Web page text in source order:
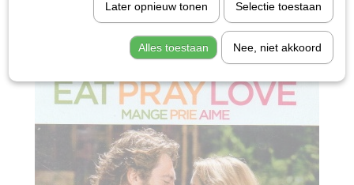
Later opnieuw tonen Selectie toestaan
Alles toestaan Nee, niet akkoord